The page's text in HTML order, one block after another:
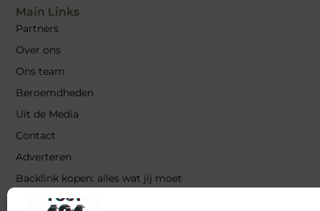
Main Links
Partners
Over ons
Ons team
Beroemdheden
Uit de Media
Contact
Adverteren
Backlink kopen: alles wat jij moet
resultaten